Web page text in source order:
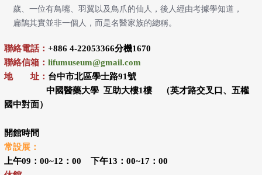
歲、一位有鳥嘴、羽翼以及鳥爪的仙人，後人經由考據學知道，
扁鵲其實並非一個人，而是名醫家族的總稱。
聯絡電話：+886 4-22053366分機1670
聯絡信箱：lifumuseum@gmail.com
地 址： 台中市北區學士路91號
中國醫藥大學 互助大樓1樓 （英才路交叉口、五權
國中對面）
開館時間
常設展：
上午09：00~12：00 下午13：00~17：00